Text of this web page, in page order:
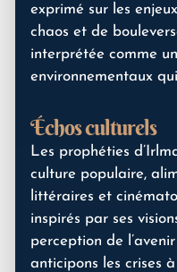
exprimé sur les
chaos et de
interprétée comme
environnementaux
Échos culturels
Les prophéties
culture populaire,
littéraires et
inspirés par ses
perception de
anticipons les crises à